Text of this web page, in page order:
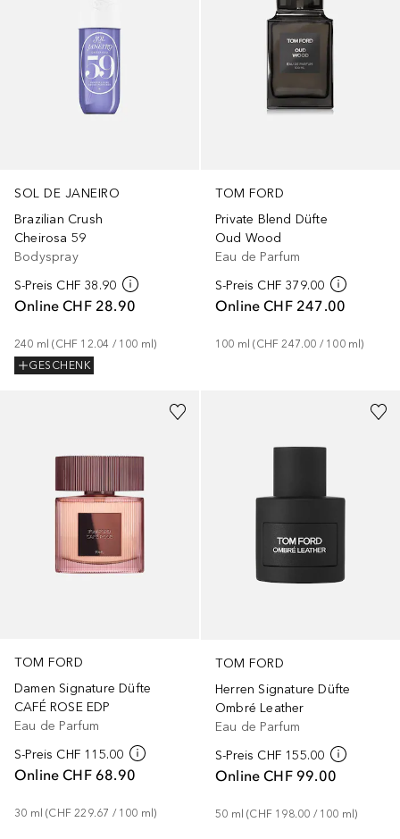
SOL DE JANEIRO
Brazilian Crush
Cheirosa 59
Bodyspray
S-Preis CHF 38.90
Online CHF 28.90
240 ml (CHF 12.04 / 100 ml)
GESCHENK
TOM FORD
Private Blend Düfte
Oud Wood
Eau de Parfum
S-Preis CHF 379.00
Online CHF 247.00
100 ml (CHF 247.00 / 100 ml)
TOM FORD
Damen Signature Düfte
CAFÉ ROSE EDP
Eau de Parfum
S-Preis CHF 115.00
Online CHF 68.90
30 ml (CHF 229.67 / 100 ml)
TOM FORD
Herren Signature Düfte
Ombré Leather
Eau de Parfum
S-Preis CHF 155.00
Online CHF 99.00
50 ml (CHF 198.00 / 100 ml)